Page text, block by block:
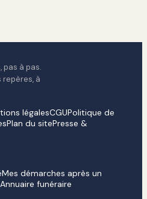
pas à pas.
à
légalesCGUPolitique de
Plan du sitePresse &
Mes démarches après un
Annuaire funéraire